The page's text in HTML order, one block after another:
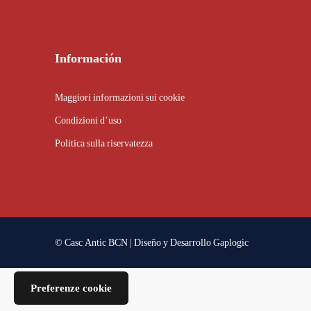
Preferenze cookie
Información
Maggiori informazioni sui cookie
Condizioni d’uso
Politica sulla riservatezza
© Casc Antic BCN | Diseño y DesarrolloGaplogic